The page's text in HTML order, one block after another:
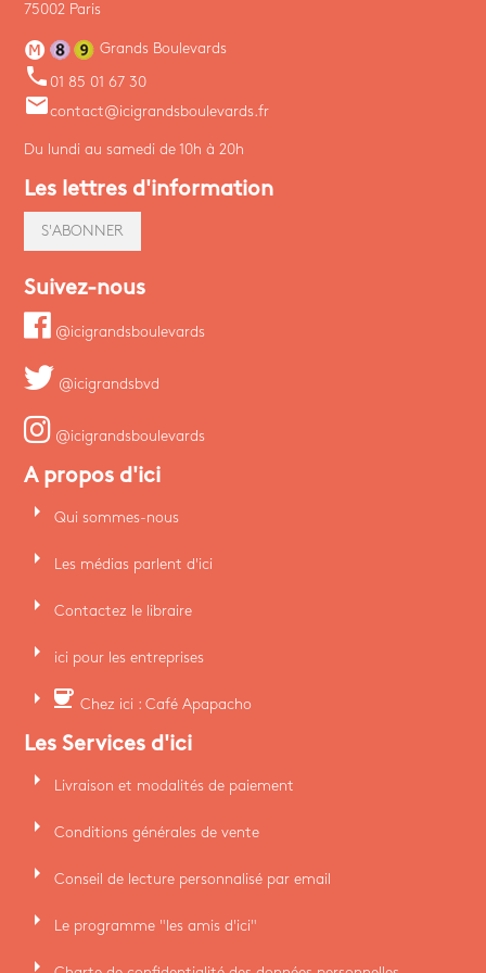
75002 Paris
Grands Boulevards
phone 01 85 01 67 30
emailcontact@icigrandsboulevards.fr
Du lundi au samedi de 10h à 20h
Les lettres d'information
S'ABONNER
Suivez-nous
@icigrandsboulevards
@icigrandsbvd
@icigrandsboulevards
A propos d'ici
arrow_right Qui sommes-nous
arrow_right Les médias parlent d'ici
arrow_right Contactez le libraire
arrow_right ici pour les entreprises
arrow_right coffee Chez ici : Café Apapacho
Les Services d'ici
arrow_right Livraison et modalités de paiement
arrow_right Conditions générales de vente
arrow_right Conseil de lecture personnalisé par email
arrow_right Le programme "les amis d'ici"
arrow_right